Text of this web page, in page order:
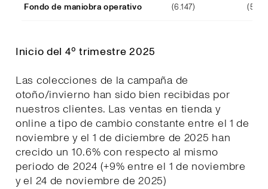
Fondo de maniobra operativo (6.147)
Inicio del 4º trimestre 2025
Las colecciones de la campaña de
otoño/invierno han sido bien recibidas por
nuestros clientes. Las ventas en tienda y
online a tipo de cambio constante entre el 1 de
noviembre y el 1 de diciembre de 2025 han
crecido un 10.6% con respecto al mismo
periodo de 2024 (+9% entre el 1 de noviembre
y el 24 de noviembre de 2025)